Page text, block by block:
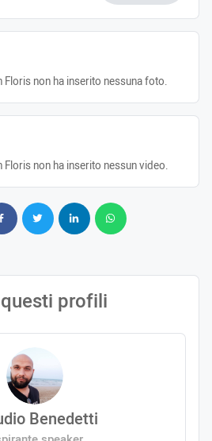
non ha inserito nessuna foto.
non ha inserito nessun video.
profili
Benedetti